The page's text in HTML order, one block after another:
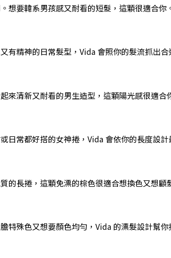
想要韓系男孩感又耐看的短髮，這顆很適合你
有精神的日常髮型，Vida 會照你的髮流抓出合
來清新又耐看的男生造型，這顆陽光感很適合
常都好搭的女神捲，Vida 會依你的長度設計
的長捲，這顆免漂的棕色很適合想換色又想顧
殊色又想要顏色均勻，Vida 的漂髮設計幫你